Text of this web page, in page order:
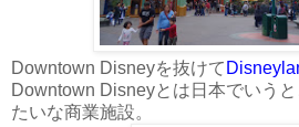
Downtown Disneyを抜けて
Downtown Disneyとは日本でいう
たいな商業施設。